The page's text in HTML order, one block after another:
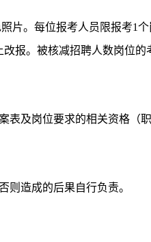
片。每位报考人员限报考1
报。被核减招聘人数岗位
及岗位要求的相关资格（
则造成的后果自行负责。